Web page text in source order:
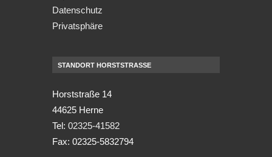
Datenschutz
Privatsphäre
STANDORT HORSTSTRASSE
Horststraße 14
44625 Herne
Tel: 02325-41582
Fax: 02325-5832794